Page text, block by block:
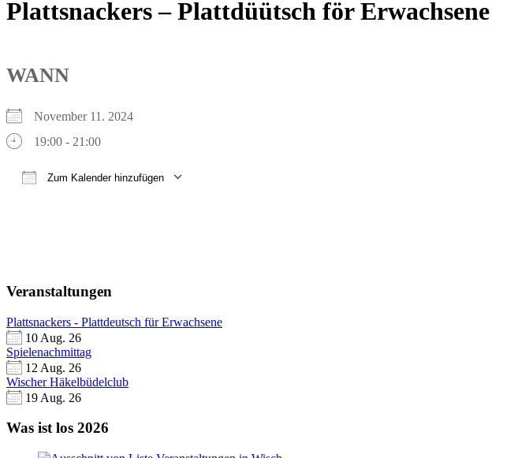
Plattsnackers – Plattdüütsch för Erwachsene
WANN
November 11. 2024
19:00 - 21:00
Zum Kalender hinzufügen
Veranstaltungen
Plattsnackers - Plattdeutsch für Erwachsene
10 Aug. 26
Spielenachmittag
12 Aug. 26
Wischer Häkelbüdelclub
19 Aug. 26
Was ist los 2026